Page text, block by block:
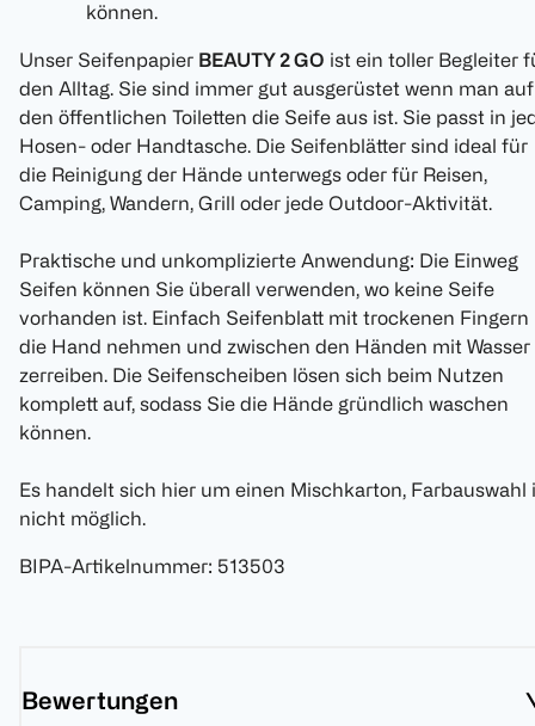
können.
Unser Seifenpapier BEAUTY 2 GO ist ein toller Begleiter
den Alltag. Sie sind immer gut ausgerüstet wenn man auf
den öffentlichen Toiletten die Seife aus ist. Sie passt in
Hosen- oder Handtasche. Die Seifenblätter sind ideal für
die Reinigung der Hände unterwegs oder für Reisen,
Camping, Wandern, Grill oder jede Outdoor-Aktivität.
Praktische und unkomplizierte Anwendung: Die Einweg
Seifen können Sie überall verwenden, wo keine Seife
vorhanden ist. Einfach Seifenblatt mit trockenen Fingern
die Hand nehmen und zwischen den Händen mit Wasser
zerreiben. Die Seifenscheiben lösen sich beim Nutzen
komplett auf, sodass Sie die Hände gründlich waschen
können.
Es handelt sich hier um einen Mischkarton, Farbauswahl
nicht möglich.
BIPA-Artikelnummer: 513503
Bewertungen